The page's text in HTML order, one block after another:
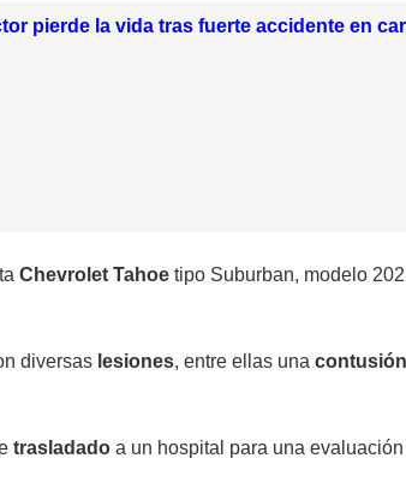
pierde la vida tras fuerte accidente en
Chevrolet Tahoe tipo Suburban, modelo
diversas lesiones, entre ellas una contusión
trasladado a un hospital para una